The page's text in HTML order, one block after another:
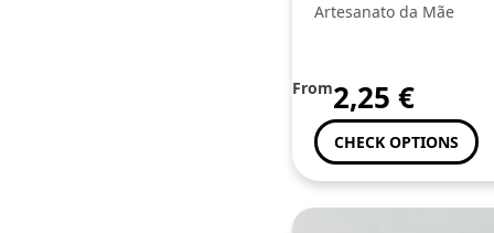
Artesanato da Mãe
From2,25€
CHECK OPTIONS